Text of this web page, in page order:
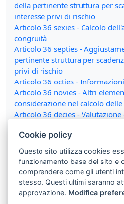
della pertinente struttura per
interesse privi di rischio
Articolo 36 sexies - Calcolo
congruità
Articolo 36 septies -
pertinente struttura per
privi di rischio
Articolo 36 octies -
Articolo 36 novies - Altri
considerazione nel calcolo
Articolo 36 decies - Valutazione
contratti di assicurazione e di
Articolo 36 undecies - Importi
di riassicurazione e società
Articolo 36 duodecies - Qualità
Articolo 36 terdecies -
tecniche
Cookie policy
Questo sito utilizza cookies
funzionamento base del sito e
comprendere come gli utenti
stesso. Questi ultimi saranno
approvazione. Modifica